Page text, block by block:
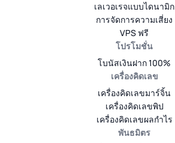
เลเวอเรจแบบไดนามิก
การจัดการความเสี่ยง
VPS ฟรี
โปรโมชั่น
โบนัสเงินฝาก 100%
เครื่องคิดเลข
เครื่องคิดเลขมาร์จิ้น
เครื่องคิดเลขพิป
เครื่องคิดเลขผลกำไร
พันธมิตร